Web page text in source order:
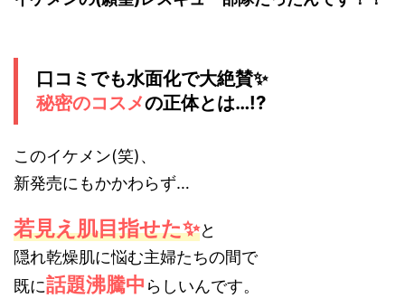
口コミでも水面化で大絶賛✨
秘密のコスメの正体とは…!?
このイケメン(笑)、
新発売にもかかわらず…
若見え肌目指せた✨と
隠れ乾燥肌に悩む主婦たちの間で
既に話題沸騰中 らしいんです。